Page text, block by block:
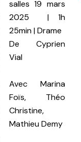
salles 19 mars
2025 |1h
25min|Drame
De Cyprien
Vial
Avec Marina
Foïs, Théo
Christine,
Mathieu Demy